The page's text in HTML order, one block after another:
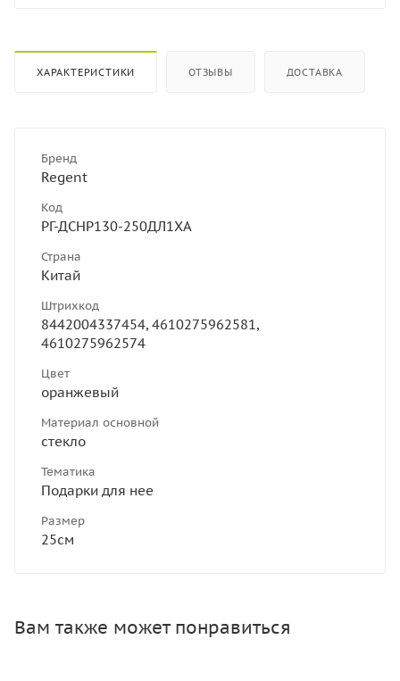
ХАРАКТЕРИСТИКИ ОТЗЫВЫ ДОСТАВКА
Бренд
Regent
Код
РГ-ДСНР130-250ДЛ1ХА
Страна
Китай
Штрихкод
8442004337454, 4610275962581,
4610275962574
Цвет
оранжевый
Материал основной
стекло
Тематика
Подарки для нее
Размер
25см
Вам также может понравиться